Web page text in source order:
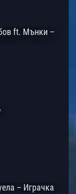
ft. Мънки –
– Играчка